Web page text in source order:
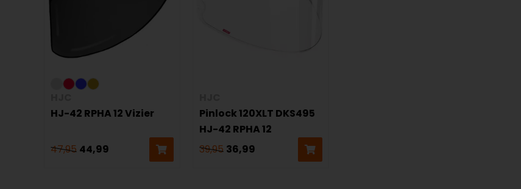
HJ-42 RPHA 12 Vizier
47,95 44,99
Pinlock 120XLT DKS495
HJ-42 RPHA 12
39,95 36,99